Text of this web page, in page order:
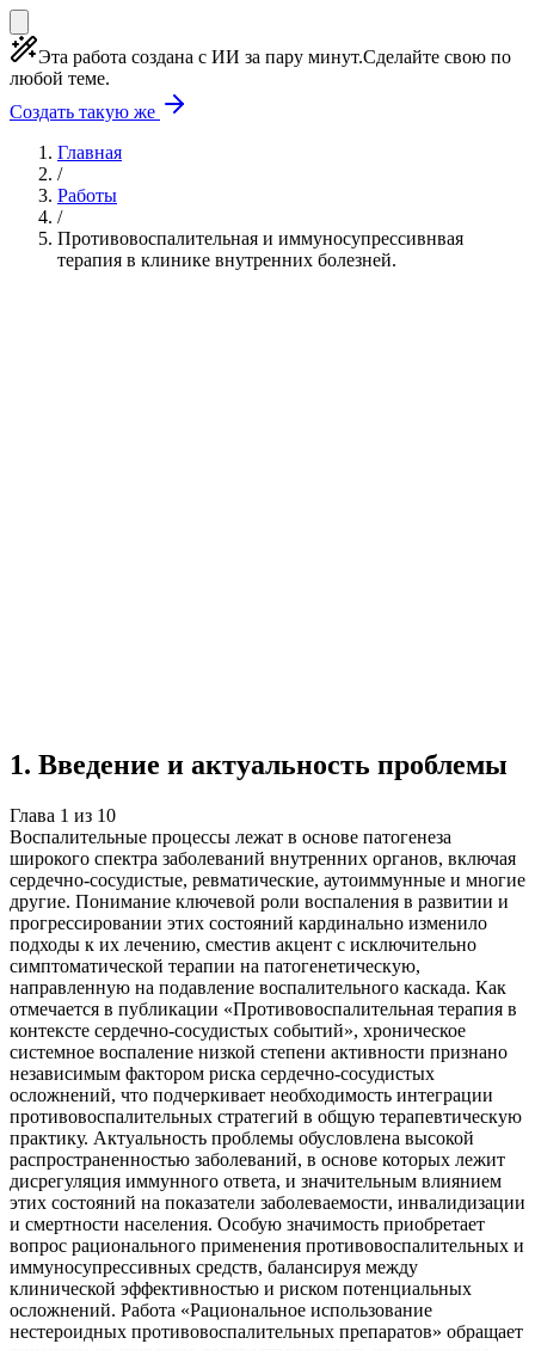
Эта работа создана с ИИ за пару минут.Сделайте свою по
любой теме.
Создать такую же
Главная
/
Работы
/
Противовоспалительная и иммуносупрессивнвая
терапия в клинике внутренних болезней.
1. Введение и актуальность проблемы
Глава 1 из 10
Воспалительные процессы лежат в основе патогенеза
широкого спектра заболеваний внутренних органов, включая
сердечно-сосудистые, ревматические, аутоиммунные и многие
другие. Понимание ключевой роли воспаления в развитии и
прогрессировании этих состояний кардинально изменило
подходы к их лечению, сместив акцент с исключительно
симптоматической терапии на патогенетическую,
направленную на подавление воспалительного каскада. Как
отмечается в публикации «Противовоспалительная терапия в
контексте сердечно-сосудистых событий», хроническое
системное воспаление низкой степени активности признано
независимым фактором риска сердечно-сосудистых
осложнений, что подчеркивает необходимость интеграции
противовоспалительных стратегий в общую терапевтическую
практику. Актуальность проблемы обусловлена высокой
распространенностью заболеваний, в основе которых лежит
дисрегуляция иммунного ответа, и значительным влиянием
этих состояний на показатели заболеваемости, инвалидизации
и смертности населения. Особую значимость приобретает
вопрос рационального применения противовоспалительных и
иммуносупрессивных средств, балансируя между
клинической эффективностью и риском потенциальных
осложнений. Работа «Рациональное использование
нестероидных противовоспалительных препаратов» обращает